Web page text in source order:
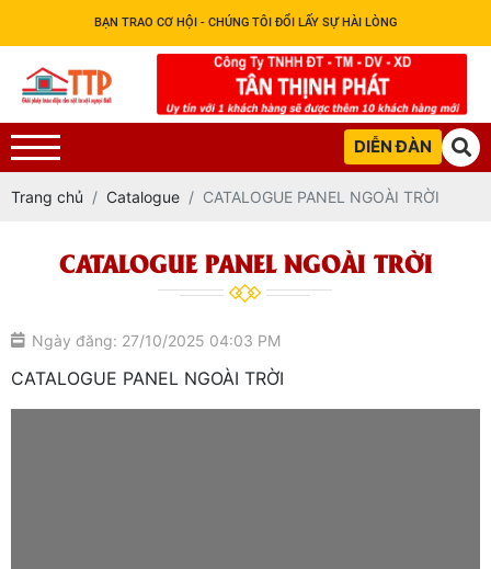
BẠN TRAO CƠ HỘI - CHÚNG TÔI ĐỔI LẤY SỰ HÀI LÒNG
DIỄN ĐÀN
Trang chủ Catalogue CATALOGUE PANEL NGOÀI TRỜI
CATALOGUE PANEL NGOÀI TRỜI
Ngày đăng: 27/10/2025 04:03 PM
CATALOGUE PANEL NGOÀI TRỜI